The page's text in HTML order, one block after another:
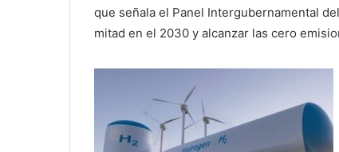
que señala el Panel Intergubernamental
mitad en el 2030 y alcanzar las cero